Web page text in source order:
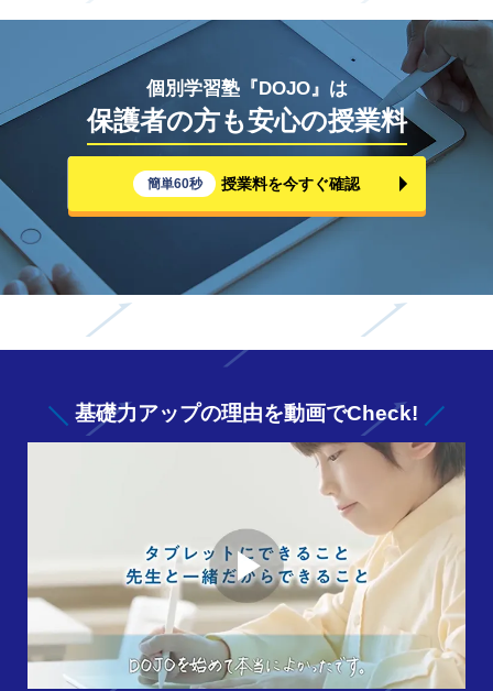
個別学習塾『DOJO』は
保護者の方も安心の授業料
簡単60秒 授業料を今すぐ確認
基礎力アップの理由を動画でCheck!